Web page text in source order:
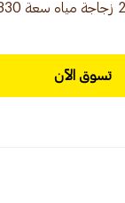
تسوق الآن